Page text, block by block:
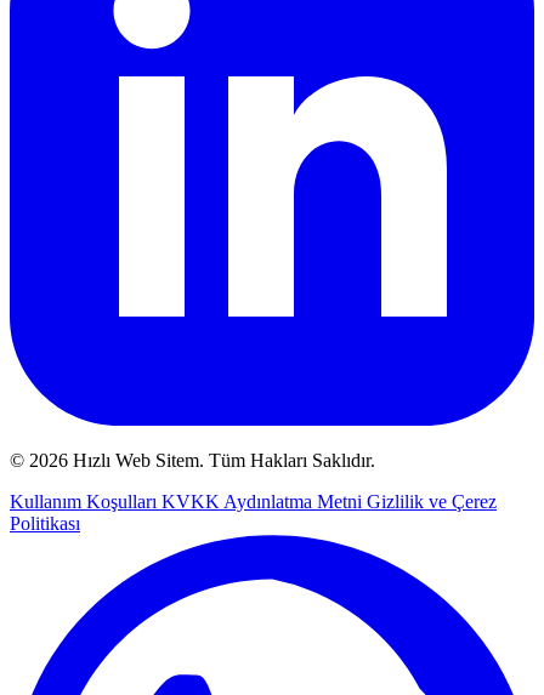
© 2026 Hızlı Web Sitem. Tüm Hakları Saklıdır.
Kullanım Koşulları KVKK Aydınlatma Metni Gizlilik ve Çerez
Politikası